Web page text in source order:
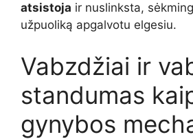
atsistoja ir nuslinksta,
užpuoliką apgalvotu elgesiu.
Vabzdžiai ir
standumas
gynybos